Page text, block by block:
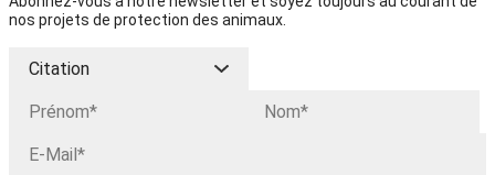
nos projets de protection des animaux.